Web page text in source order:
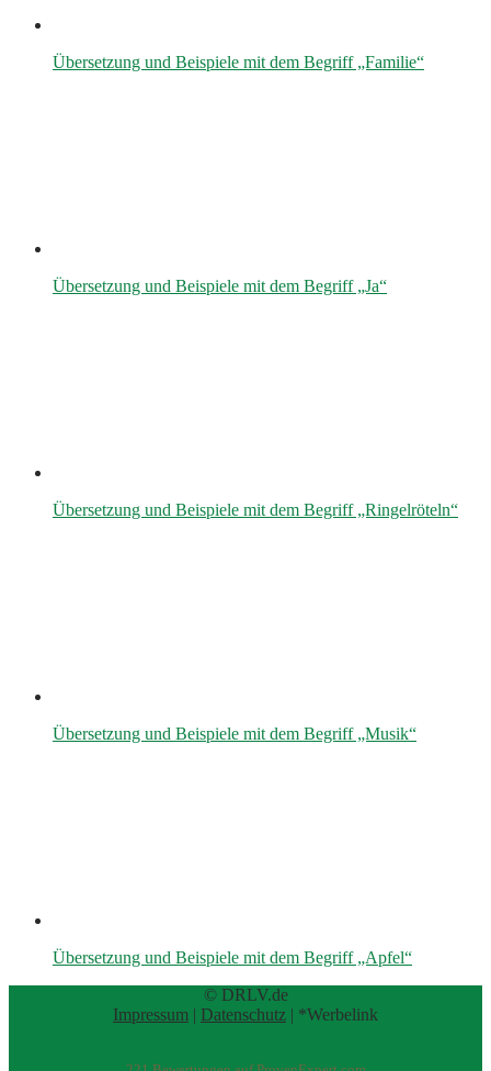
Übersetzung und Beispiele mit dem Begriff „Familie“
Übersetzung und Beispiele mit dem Begriff „Ja“
Übersetzung und Beispiele mit dem Begriff „Ringelröteln“
Übersetzung und Beispiele mit dem Begriff „Musik“
Übersetzung und Beispiele mit dem Begriff „Apfel“
© DRLV.de
Impressum | Datenschutz | *Werbelink